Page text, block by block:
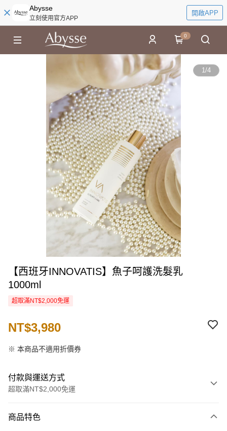
Abysse
立刻使用官方APP
開啟APP
0
1/4
【西班牙INNOVATIS】魚子呵護洗髮乳
1000ml
超取滿NT$2,000免運
NT$3,980
※ 本商品不適用折價券
付款與運送方式
超取滿NT$2,000免運
信用卡一次付款
商品特色